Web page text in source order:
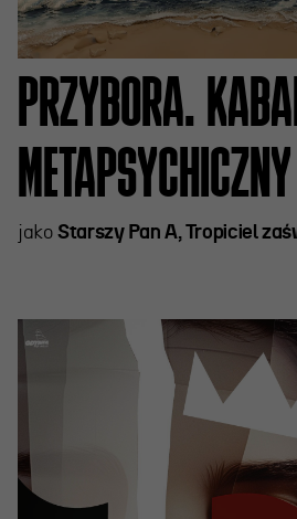
PRZYBORA.
METAPSYCHICZNY
jakoStarszy Pan A, Tropiciel